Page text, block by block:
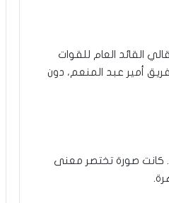
القائد العام للقوات
أمير عبد المنعم، دون
كانت صورة تختصر معنى